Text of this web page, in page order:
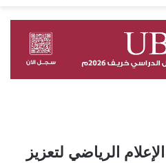
الرياضي لتعزيز